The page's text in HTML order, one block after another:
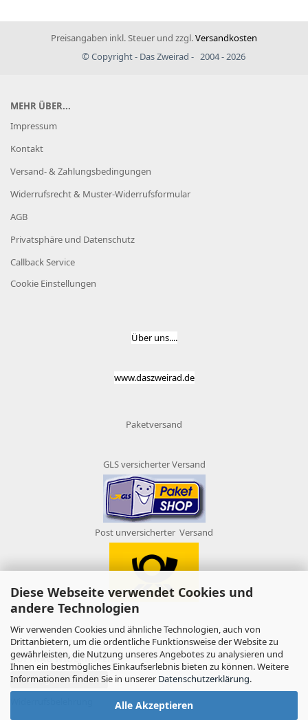
Diese Webseite verwendet Cookies und
andere Technologien
Wir verwenden Cookies und ähnliche Technologien, auch von
Drittanbietern, um die ordentliche Funktionsweise der Website zu
gewährleisten, die Nutzung unseres Angebotes zu analysieren und
Ihnen ein bestmögliches Einkaufserlebnis bieten zu können. Weitere
Informationen finden Sie in unserer Datenschutzerklärung.
Alle Akzeptieren
Preisangaben inkl. Steuer und zzgl.Versandkosten
© Copyright - Das Zweirad - 2004 - 2026
MEHR ÜBER...
Impressum
Kontakt
Versand- & Zahlungsbedingungen
Widerrufsrecht & Muster-Widerrufsformular
AGB
Privatsphäre und Datenschutz
Callback Service
Cookie Einstellungen
Über uns....
www.daszweirad.de
Paketversand
GLS versicherter Versand
Post unversicherter Versand
AUFTRAG WIDERRUFEN
Vertrag widerrufen